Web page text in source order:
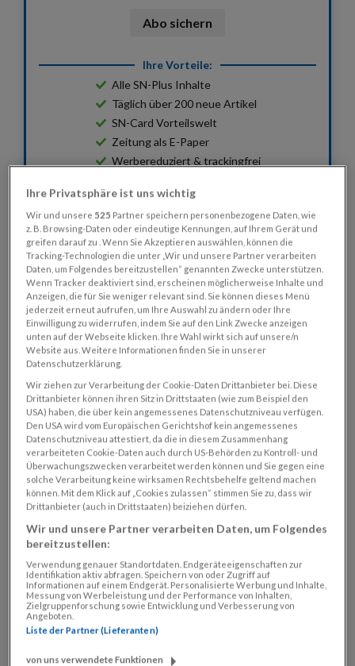
Ihre Vorteile:
Alle SN-Plus Inhalte
Täglich über 200 neue Artikel
SN-Card Vorteilswelt
Zeitung als E-Paper
Werbereduziert & trackingfrei
Monatlich kündbar
Premium-Zugang zu SN
AlleVorteile auf
einen Blick
Ihre Privatsphäre ist uns wichtig
Wir und unsere 525 Partner speichern personenbezogene Daten, wie
z. B. Browsing-Daten oder eindeutige Kennungen, auf Ihrem Gerät und
greifen darauf zu . Wenn Sie Akzeptieren auswählen, können die
Tracking-Technologien die unter „Wir und unsere Partner verarbeiten
Daten, um Folgendes bereitzustellen“ genannten Zwecke unterstützen.
Wenn Tracker deaktiviert sind, erscheinen möglicherweise Inhalte und
Anzeigen, die für Sie weniger relevant sind. Sie können dieses Menü
jederzeit erneut aufrufen, um Ihre Auswahl zu ändern oder Ihre
Einwilligung zu widerrufen, indem Sie auf den Link Zwecke anzeigen
unten auf der Webseite klicken. Ihre Wahl wirkt sich auf unsere/n
Website aus. Weitere Informationen finden Sie in unserer
Datenschutzerklärung.
Wir ziehen zur Verarbeitung der Cookie-Daten Drittanbieter bei. Diese
Drittanbieter können ihren Sitz in Drittstaaten (wie zum Beispiel den
USA) haben, die über kein angemessenes Datenschutzniveau verfügen.
Den USA wird vom Europäischen Gerichtshof kein angemessenes
Datenschutzniveau attestiert, da die in diesem Zusammenhang
verarbeiteten Cookie-Daten auch durch US-Behörden zu Kontroll- und
Überwachungszwecken verarbeitet werden können und Sie gegen eine
solche Verarbeitung keine wirksamen Rechtsbehelfe geltend machen
können. Mit dem Klick auf „Cookies zulassen“ stimmen Sie zu, dass wir
Drittanbieter (auch in Drittstaaten) beiziehen dürfen.
Wir und unsere Partner verarbeiten Daten, um Folgendes
bereitzustellen:
Verwendung genauer Standortdaten. Endgeräteeigenschaften zur
Identifikation aktiv abfragen. Speichern von oder Zugriff auf
Informationen auf einem Endgerät. Personalisierte Werbung und Inhalte,
Messung von Werbeleistung und der Performance von Inhalten,
Zielgruppenforschung sowie Entwicklung und Verbesserung von
Angeboten.
Liste der Partner (Lieferanten)
von uns verwendete Funktionen